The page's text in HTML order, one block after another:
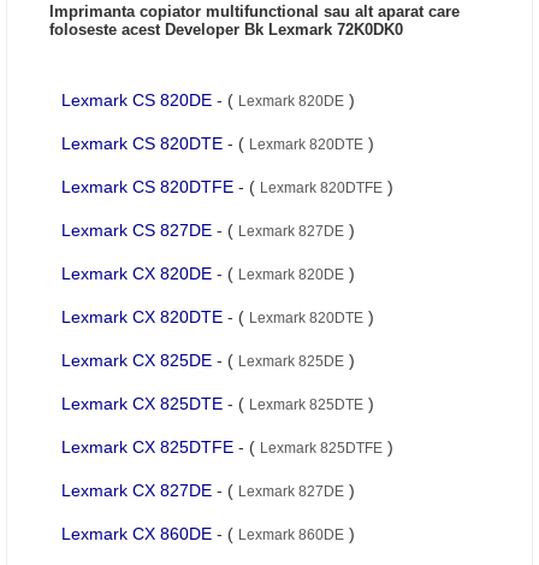
Imprimanta copiator multifunctional sau alt aparat care
foloseste acest Developer Bk Lexmark 72K0DK0
Lexmark CS 820DE - ( Lexmark 820DE)
Lexmark CS 820DTE - ( Lexmark 820DTE)
Lexmark CS 820DTFE - ( Lexmark 820DTFE)
Lexmark CS 827DE - ( Lexmark 827DE)
Lexmark CX 820DE - ( Lexmark 820DE)
Lexmark CX 820DTE - ( Lexmark 820DTE)
Lexmark CX 825DE - ( Lexmark 825DE)
Lexmark CX 825DTE - ( Lexmark 825DTE)
Lexmark CX 825DTFE - ( Lexmark 825DTFE)
Lexmark CX 827DE - ( Lexmark 827DE)
Lexmark CX 860DE - ( Lexmark 860DE)